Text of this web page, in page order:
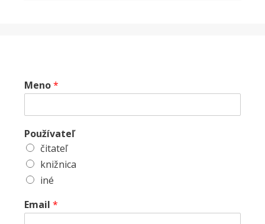
Meno*
Používateľ
čitateľ
knižnica
iné
Email *